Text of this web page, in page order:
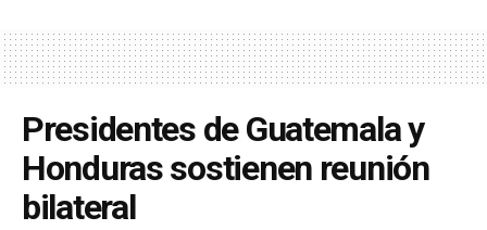
Presidentes de Guatemala y
Honduras sostienen reunión
bilateral